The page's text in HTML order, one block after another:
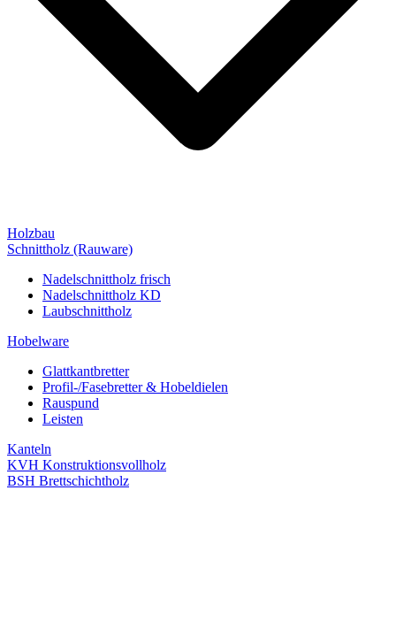
Holzbau
Schnittholz (Rauware)
Nadelschnittholz frisch
Nadelschnittholz KD
Laubschnittholz
Hobelware
Glattkantbretter
Profil-/Fasebretter & Hobeldielen
Rauspund
Leisten
Kanteln
KVH Konstruktionsvollholz
BSH Brettschichtholz